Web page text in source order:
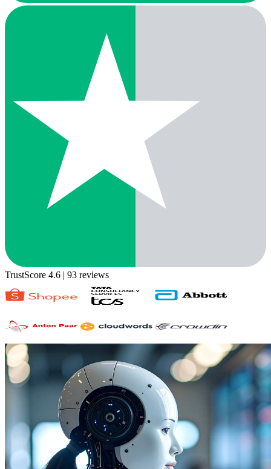
TrustScore 4.6 | 93 reviews